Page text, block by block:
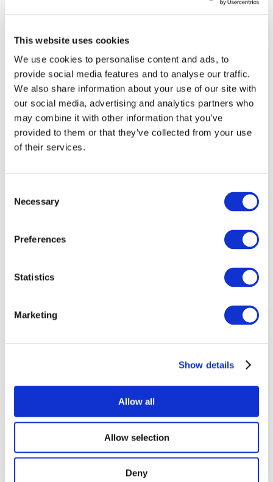
This website uses cookies
We use cookies to personalise content and ads, to
provide social media features and to analyse our traffic.
We also share information about your use of our site with
our social media, advertising and analytics partners who
may combine it with other information that you’ve
provided to them or that they’ve collected from your use
of their services.
Selection
Necessary
Preferences
Statistics
Marketing
Show details
Allow all
Allow selection
Deny
Tchèque
Suède
République Tchèque
Pays-Bas
Irlande
Portugal
Autriche
Finland
Par ville
Zurich
Affiche - USA (2026)